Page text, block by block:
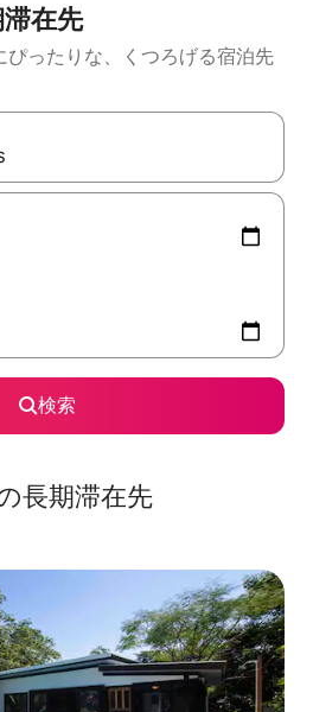
在先
ぴったりな、くつろげる宿泊先
、上下の矢印キーを使って移動するか
検索
長期滞在先
す。